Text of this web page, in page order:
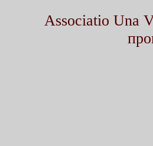
Associatio Una